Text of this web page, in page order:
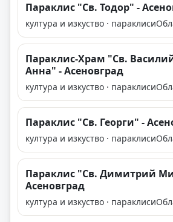
Параклис "Св. Тодор" -
култура и изкуство · параклиси
Параклис-Храм "Св.
Анна" - Асеновград
култура и изкуство · параклиси
Параклис "Св. Георги" -
култура и изкуство · параклиси
Параклис "Св. Димитрий
Асеновград
култура и изкуство · параклиси